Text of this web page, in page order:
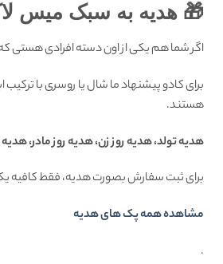
🎁 هدیه به سبک میس
اگر شما هم یکی از اون دسته افرادی هستی
برای کادو پیشنهاد ما شال یا روسری با
هستند.
هدیه تولد، هدیه روز زن، هدیه روز مادر،
برای ثبت سفارش بصورت هدیه، فقط کافیه
مشاهده همه پک های هدیه
.